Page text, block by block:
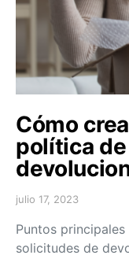
Cómo
política
julio 17, 2023
Puntos
solicitudes de